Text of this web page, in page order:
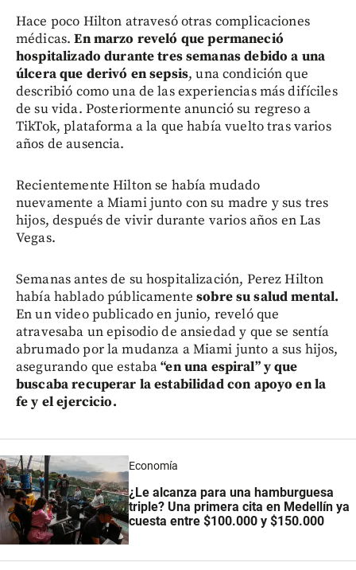
Hace poco Hilton atravesó otras complicaciones
médicas.En marzo reveló que permaneció
hospitalizado durante tres semanas debido a una
úlcera que derivó en sepsis, una condición que
describió como una de las experiencias más difíciles
de su vida. Posteriormente anunció su regreso a
TikTok, plataforma a la que había vuelto tras varios
años de ausencia.
Recientemente Hilton se había mudado
nuevamente a Miami junto con su madre y sus tres
hijos, después de vivir durante varios años en Las
Vegas.
Semanas antes de su hospitalización, Perez Hilton
había hablado públicamentesobre su salud mental.
En un video publicado en junio, reveló que
atravesaba un episodio de ansiedad y que se sentía
abrumado por la mudanza a Miami junto a sus hijos,
asegurando que estaba“en una espiral” y que
buscaba recuperar la estabilidad con apoyo en la
fe y el ejercicio.
Economía
¿Le alcanza para una hamburguesa
triple? Una primera cita en Medellín ya
cuesta entre $100.000 y $150.000